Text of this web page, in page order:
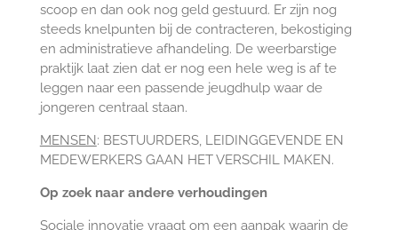
scoop en dan ook nog geld gestuurd. Er zijn nog
steeds knelpunten bij de contracteren, bekostiging
en administratieve afhandeling. De weerbarstige
praktijk laat zien dat er nog een hele weg is af te
leggen naar een passende jeugdhulp waar de
jongeren centraal staan.
MENSEN: BESTUURDERS, LEIDINGGEVENDE EN
MEDEWERKERS GAAN HET VERSCHIL MAKEN.
Op zoek naar andere verhoudingen
Sociale innovatie vraagt om een aanpak waarin de